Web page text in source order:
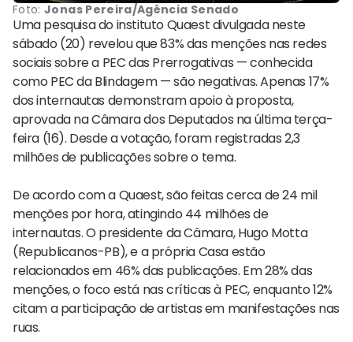
Foto:Jonas Pereira/Agência Senado
Uma pesquisa do instituto Quaest divulgada neste
sábado (20) revelou que 83% das menções nas redes
sociais sobre a PEC das Prerrogativas — conhecida
como PEC da Blindagem — são negativas. Apenas 17%
dos internautas demonstram apoio à proposta,
aprovada na Câmara dos Deputados na última terça-
feira (16). Desde a votação, foram registradas 2,3
milhões de publicações sobre o tema.
De acordo com a Quaest, são feitas cerca de 24 mil
menções por hora, atingindo 44 milhões de
internautas. O presidente da Câmara, Hugo Motta
(Republicanos-PB), e a própria Casa estão
relacionados em 46% das publicações. Em 28% das
menções, o foco está nas críticas à PEC, enquanto 12%
citam a participação de artistas em manifestações nas
ruas.